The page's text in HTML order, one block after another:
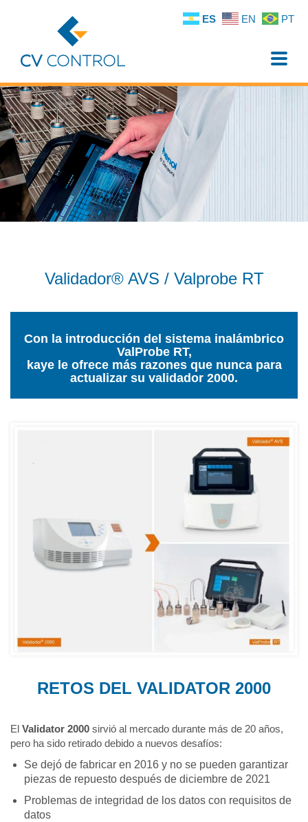
Toggle
Validador® AVS / Valprobe RT
Con la introducción del sistema inalámbrico
ValProbe RT,
kaye le ofrece más razones que nunca para
actualizar su validador 2000.
RETOS DEL VALIDATOR 2000
El Validator 2000 sirvió al mercado durante más de 20 años,
pero ha sido retirado debido a nuevos desafíos:
Se dejó de fabricar en 2016 y no se pueden garantizar
piezas de repuesto después de diciembre de 2021
Problemas de integridad de los datos con requisitos de
datos
ES EN PT